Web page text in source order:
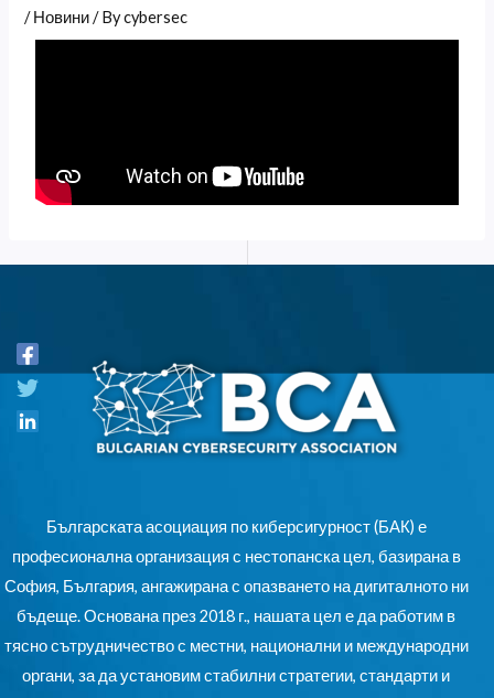
/Новини/ Bycybersec
Българската асоциация по киберсигурност (БАК) е
професионална организация с нестопанска цел, базирана в
София, България, ангажирана с опазването на дигиталното ни
бъдеще. Основана през 2018 г., нашата цел е да работим в
тясно сътрудничество с местни, национални и международни
органи, за да установим стабилни стратегии, стандарти и